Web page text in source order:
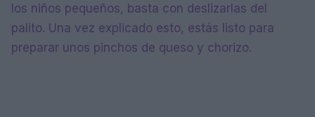
los niños pequeños, basta con deslizarlas del
palito. Una vez explicado esto, estás listo para
preparar unos pinchos de queso y chorizo.